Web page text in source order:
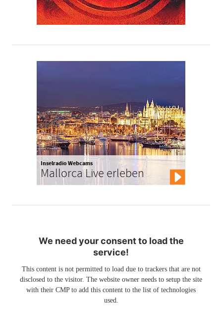
Inselradio Webcams
Mallorca Live erleben
We need your consent to load the
service!
This content is not permitted to load due to trackers that are not
disclosed to the visitor. The website owner needs to setup the site
with their CMP to add this content to the list of technologies
used.